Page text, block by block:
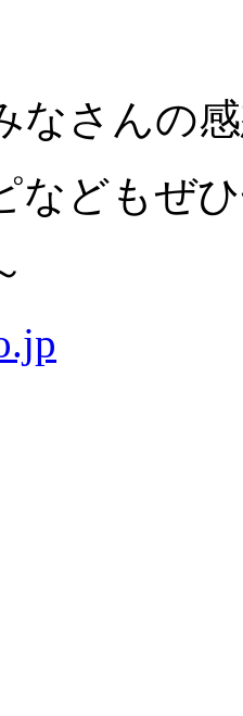
なさんの
などもぜ